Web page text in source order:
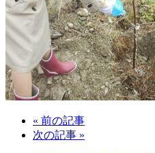
« 前の記事
次の記事 »